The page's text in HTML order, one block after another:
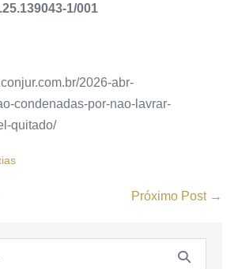
1/001
2026-abr-
condenadas-por-nao-lavrar-
quitado/
Próximo Post →